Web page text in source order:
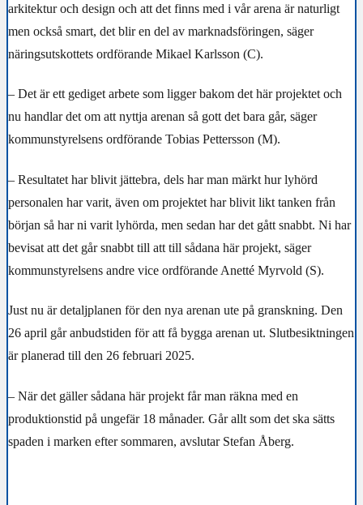
arkitektur och design och att det finns med i vår arena är naturligt
men också smart, det blir en del av marknadsföringen, säger
näringsutskottets ordförande Mikael Karlsson (C).
– Det är ett gediget arbete som ligger bakom det här projektet och
nu handlar det om att nyttja arenan så gott det bara går, säger
kommunstyrelsens ordförande Tobias Pettersson (M).
– Resultatet har blivit jättebra, dels har man märkt hur lyhörd
personalen har varit, även om projektet har blivit likt tanken från
början så har ni varit lyhörda, men sedan har det gått snabbt. Ni har
bevisat att det går snabbt till att till sådana här projekt, säger
kommunstyrelsens andre vice ordförande Anetté Myrvold (S).
Just nu är detaljplanen för den nya arenan ute på granskning. Den
26 april går anbudstiden för att få bygga arenan ut. Slutbesiktningen
är planerad till den 26 februari 2025.
– När det gäller sådana här projekt får man räkna med en
produktionstid på ungefär 18 månader. Går allt som det ska sätts
spaden i marken efter sommaren, avslutar Stefan Åberg.